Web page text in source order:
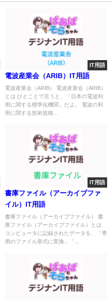
IT用語
電波産業会（ARIB）IT用語
電波産業会（ARIB） 電波産業会（ARIB）
とは ひとことで言うと、「日本の電波利
用に関する標準化機関」だよ。 電波の利
用に関する技術規格...
IT用語
書庫ファイル（アーカイブファ
イル）IT用語
書庫ファイル（アーカイブファイル） 書
庫ファイル（アーカイブファイル）とは
コンピュータに記録されたデータを、「専
用のファイル形式に変換」「...